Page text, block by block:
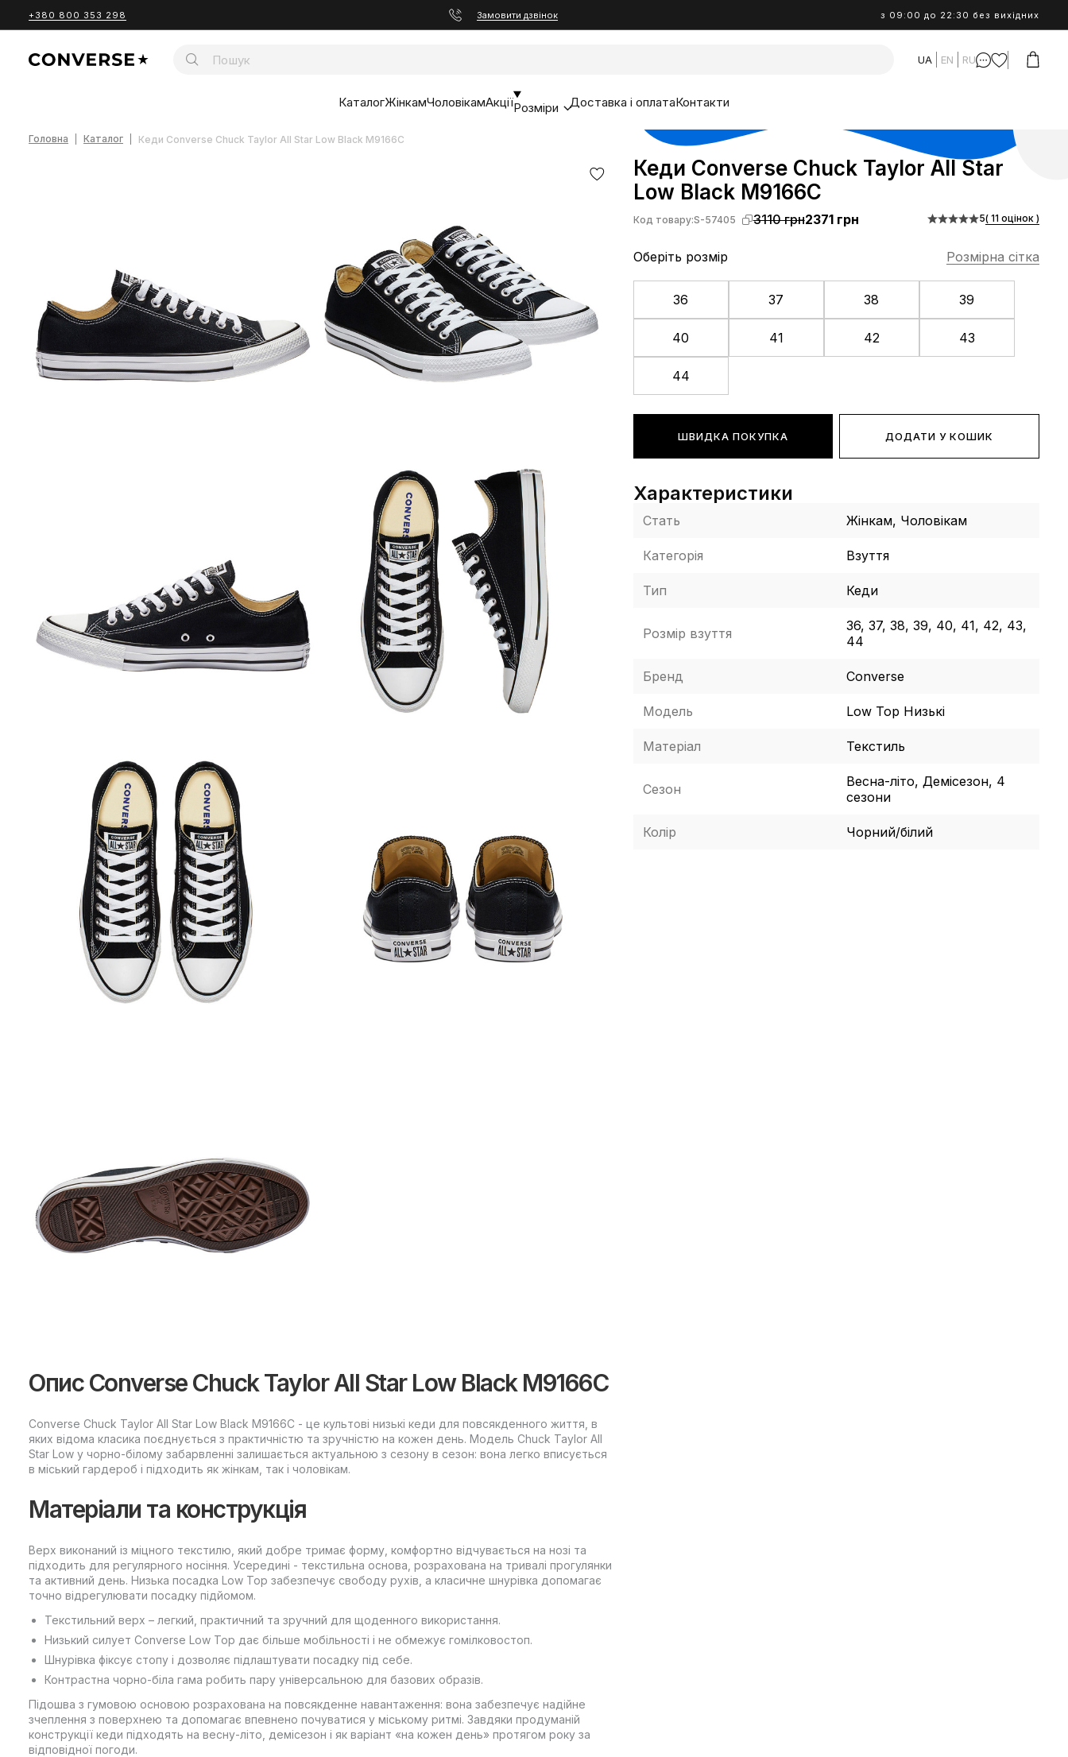
+380 800 353 298 Замовити дзвінок з 09:00 до 22:30 без вихідних
UA EN RU
КаталогЖінкамЧоловікамАкціїРозміри Доставка і оплатаКонтакти
Головна Каталог Кеди Converse Chuck Taylor All Star Low Black M9166C
Опис Converse Chuck Taylor All Star Low Black M9166C
Converse Chuck Taylor All Star Low Black M9166C - це культові низькі кеди для повсякденного життя, в
яких відома класика поєднується з практичністю та зручністю на кожен день. Модель Chuck Taylor All
Star Low у чорно-білому забарвленні залишається актуальною з сезону в сезон: вона легко вписується
в міський гардероб і підходить як жінкам, так і чоловікам.
Матеріали та конструкція
Верх виконаний із міцного текстилю, який добре тримає форму, комфортно відчувається на нозі та
підходить для регулярного носіння. Усередині - текстильна основа, розрахована на тривалі прогулянки
та активний день. Низька посадка Low Top забезпечує свободу рухів, а класичне шнурівка допомагає
точно відрегулювати посадку підйомом.
Текстильний верх – легкий, практичний та зручний для щоденного використання.
Низький силует Converse Low Top дає більше мобільності і не обмежує гомілковостоп.
Шнурівка фіксує стопу і дозволяє підлаштувати посадку під себе.
Контрастна чорно-біла гама робить пару універсальною для базових образів.
Підошва з гумовою основою розрахована на повсякденне навантаження: вона забезпечує надійне
зчеплення з поверхнею та допомагає впевнено почуватися у міському ритмі. Завдяки продуманій
конструкції кеди підходять на весну-літо, демісезон і як варіант «на кожен день» протягом року за
відповідної погоди.
Кеди Converse Chuck Taylor All Star
Low Black M9166C
Код товару:S-57405 3110 грн2371 грн 5( 11 оцінок )
Оберіть розмір Розмірна сітка
36 37 38 39
40 41 42 43
44
ШВИДКА ПОКУПКА ДОДАТИ У КОШИК
Характеристики
Стать Жінкам, Чоловікам
Категорія Взуття
Тип Кеди
Розмір взуття
36, 37, 38, 39, 40, 41, 42, 43,
44
Бренд Converse
Модель Low Top Низькі
Матеріал Текстиль
Сезон
Весна-літо, Демісезон, 4
сезони
Колір Чорний/білий